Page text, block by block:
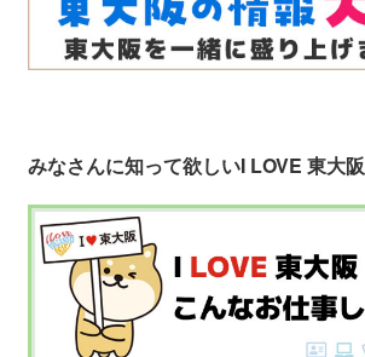
みなさんに知って欲しいI LOVE 東大阪